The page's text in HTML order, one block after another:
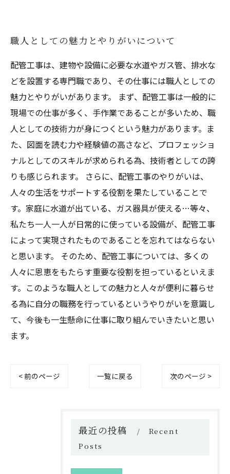
職人としての魅力とやりがいについて
配管工事は、建物や設備に必要な水道やガス管、排水な
どを設置する専門職であり、その仕事には職人としての
魅力とやりがいがあります。 まず、配管工事は一般的に
現場での仕事が多く、手作業であることが多いため、職
人としての技術力が身につくという魅力があります。ま
た、図面を読む力や経験値の高さなど、プロフェッショ
ナルとしてのスキルが求められる為、技術者としての誇
りも感じられます。 さらに、配管工事のやりがいは、
人々の生活をサポートする役割を果たしていることで
す。家庭に水道が出ている、ガス器具が使える…等々、
私たち一人一人が日常的に使っている設備が、配管工事
によって実現されたものであることを忘れてはならない
と思います。 そのため、配管工事については、多くの
人々に恩恵をもたらす重要な役割を担っているといえま
す。このような職人としての魅力と人々が便利に暮らせ
る為に自分の職務を行っているというやりがいを意識し
て、今後も一生懸命に仕事に取り組んでいきたいと思い
ます。
< 前のページ 一覧に戻る 次のページ >
最近の投稿
Recent
Posts